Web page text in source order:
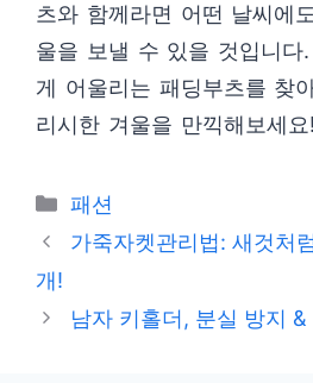
츠와 함께라면 어떤 날씨에
울을 보낼 수 있을 것입니다
게 어울리는 패딩부츠를 찾
리시한 겨울을 만끽해보세요!
카
테
패션
가죽자켓관리법: 새것처
개!
남자 키홀더, 분실 방지 &